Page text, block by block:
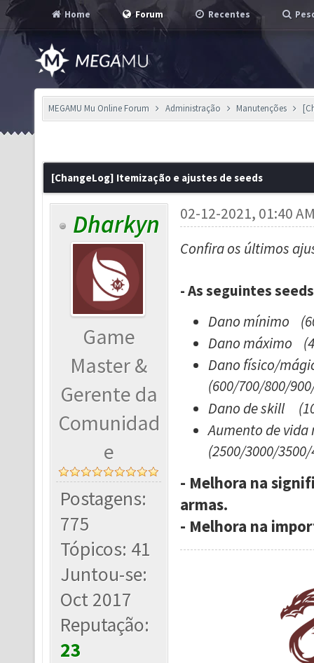
Home Forum Recentes
MEGAMU Mu Online Forum Administração Manutenções
[ChangeLog] Itemização e ajustes de seeds
Dharkyn
Game
Master &
Gerente da
Comunidad
e
Postagens:
775
Tópicos: 41
Juntou-se:
Oct 2017
Reputação:
23
02-12-2021, 01:40
Confira os últimos
- As seguintes
Dano mínimo
Dano máximo
Dano físico/
(600/700/800/
Dano de skill
Aumento de
(2500/3000/
- Melhora na
armas.
- Melhora na